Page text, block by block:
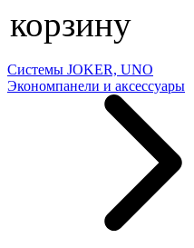
корзину
Системы JOKER, UNO
Экономпанели и аксессуары